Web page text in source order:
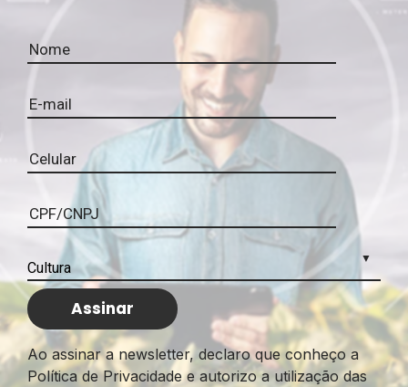
Ao assinar a newsletter, declaro que conheço a
Política de Privacidade e autorizo a utilização das